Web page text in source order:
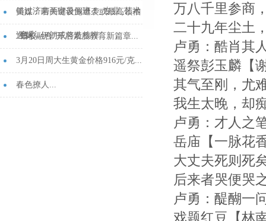
错过济南画室暑假班！_专业_艺术
_色彩...
美媒：若关键设施遭袭或最高领袖
遇刺，伊朗或将造核弹...
“馆校融合”开启素质教育新篇章...
3月20日周大生黄金价格916元/克...
春色撩人...
万八千里参商
二十九年尘土
卢勇：酷肖其
遥祭彭玉麟【
其气至刚，尤
我生太晚，却
卢勇：才人之
岳庙【一脉花
大丈夫死则死
后来者哭便哭
卢勇：醍醐一
戏题红豆【林